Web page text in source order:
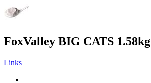
FoxValley BIG CATS 1.58kg
Links